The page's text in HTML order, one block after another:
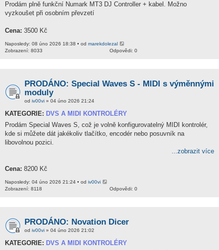
Prodám plně funkční Numark MT3 DJ Controller + kabel. Možno
vyzkoušet při osobním převzetí
Cena: 3500 Kč
Naposledy: 08 úno 2026 18:38 • od marekdolezal
Odpovědi: 0
Zobrazení: 8033
PRODÁNO: Special Waves S - MIDI s výměnnými
moduly
od iv00vi » 04 úno 2026 21:24
KATEGORIE: DVS A MIDI KONTROLÉRY
Prodám Special Waves S, což je volně konfigurovatelný MIDI kontrolér,
kde si můžete dát jakékoliv tlačítko, encodér nebo posuvník na
libovolnou pozici.
...zobrazit více
Cena: 8200 Kč
Naposledy: 04 úno 2026 21:24 • od iv00vi
Odpovědi: 0
Zobrazení: 8118
PRODÁNO: Novation Dicer
od iv00vi » 04 úno 2026 21:02
KATEGORIE: DVS A MIDI KONTROLÉRY